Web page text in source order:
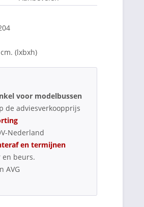
(lxbxh)
voor modelbussen
de adviesverkoopprijs
Nederland
en termijnen
en beurs.
AVG